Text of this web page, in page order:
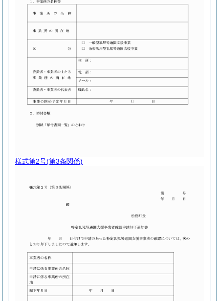
様式第2号(第3条関係)